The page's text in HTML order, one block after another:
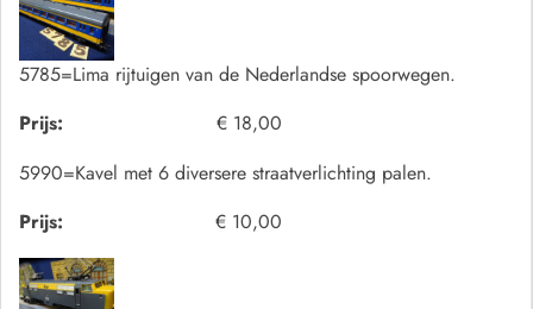
5785=Lima rijtuigen van de Nederlandse spoorwegen.
Prijs:
€ 18,00
5990=Kavel met 6 diversere straatverlichting palen.
Prijs:
€ 10,00